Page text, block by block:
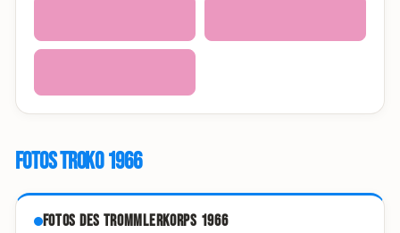
Fotos Troko 1966
Fotos des Trommlerkorps 1966